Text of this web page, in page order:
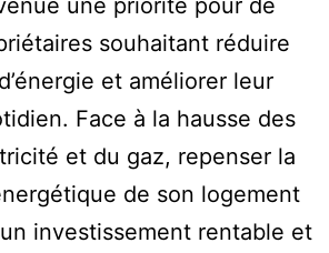
une priorité pour de
souhaitant réduire
et améliorer leur
Face à la hausse des
et du gaz, repenser la
de son logement
investissement rentable et